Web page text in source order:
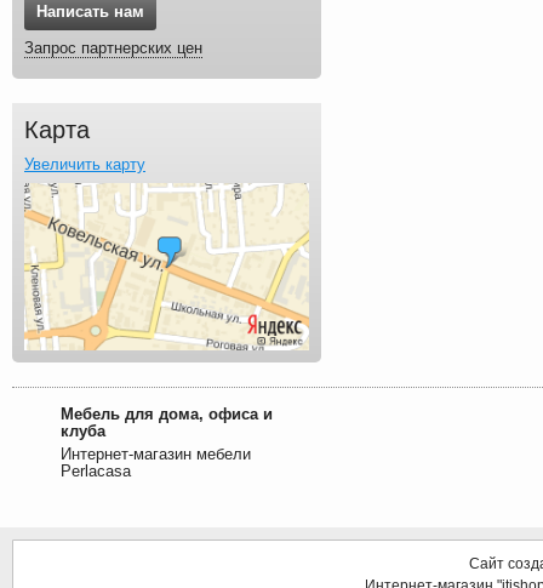
Написать нам
Запрос партнерских цен
Карта
Увеличить карту
Мебель для дома, офиса и
клуба
Интернет-магазин мебели
Perlacasa
Сайт